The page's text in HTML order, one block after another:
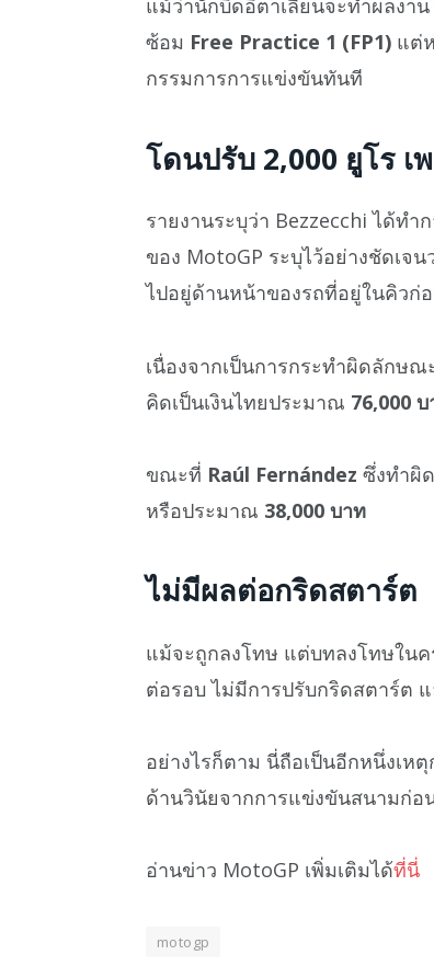
แม้ว่านักบิดอิตาเลียนจะทำผลงา
ซ้อม Free Practice 1 (FP1) แต่
กรรมการการแข่งขันทันที
โดนปรับ 2,000 ยูโร
รายงานระบุว่า Bezzecchi ได้ท
ของ MotoGP ระบุไว้อย่างชัดเจ
ไปอยู่ด้านหน้าของรถที่อยู่ในคิวก่
เนื่องจากเป็นการกระทำผิดลักษณ
คิดเป็นเงินไทยประมาณ 76,000
ขณะที่ Raúl Fernández ซึ่งทำผิ
หรือประมาณ 38,000 บาท
ไม่มีผลต่อกริดสตาร์ต
แม้จะถูกลงโทษ แต่บทลงโทษในค
ต่อรอบ ไม่มีการปรับกริดสตาร์ต
อย่างไรก็ตาม นี่ถือเป็นอีกหนึ่งเห
ด้านวินัยจากการแข่งขันสนามก่อ
อ่านข่าว MotoGP เพิ่มเติมได้ที่นี่
motogp